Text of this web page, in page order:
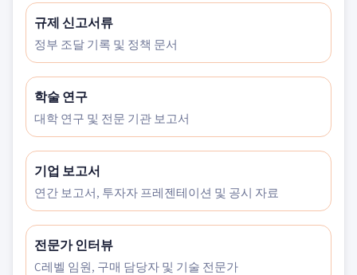
규제 신고서류
정부 조달 기록 및 정책 문서
학술 연구
대학 연구 및 전문 기관 보고서
기업 보고서
연간 보고서, 투자자 프레젠테이션 및 공시 자료
전문가 인터뷰
C레벨 임원, 구매 담당자 및 기술 전문가